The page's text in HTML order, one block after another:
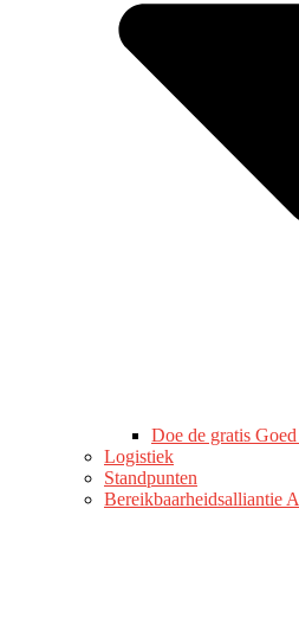
Doe de gratis
Logistiek
Standpunten
Bereikbaarheidsalliantie